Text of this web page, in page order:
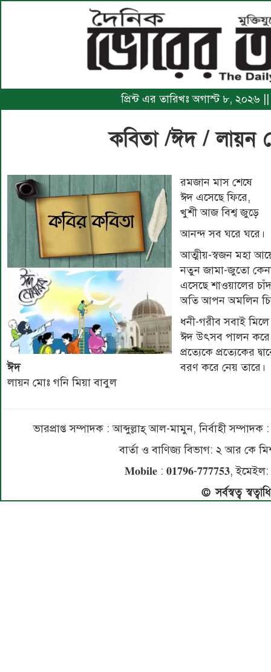
প্রিন্ট এর তারিখঃ অগাস্ট ৮, ২০২৬
কবিতা /ঈদ / লায়ন
ঈদ
লায়ন মোঃ গনি মিয়া বাবুল
রমজান মাস শেষে
ঈদ এসেছে ফিরে,
খুশী আজ বিশ্ব জুড়ে
আনন্দ সব ঘরে ঘরে।
আত্মীয়-স্বজন মহা
নতুন জামা-জুতো
এসেছে শাওয়ালের
অতি আপন অমলিন
ধনী-গরীব সবাই মিলে
ঈদ উৎসব পালন
প্রত্যেকে প্রত্যেকের
বরণ করে নেয় তারে।
ভারপ্রাপ্ত সম্পাদক : আব্দুল্লাহ্ আল-মামুন, নির্বাহী
বার্তা ও বাণিজ্য বিভাগ: ২ আর কে
𝐌𝐨𝐛𝐢𝐥𝐞 : 𝟎𝟏𝟕𝟗𝟔-𝟕𝟕𝟕𝟕𝟓𝟑,
© সর্বস্বত্ব